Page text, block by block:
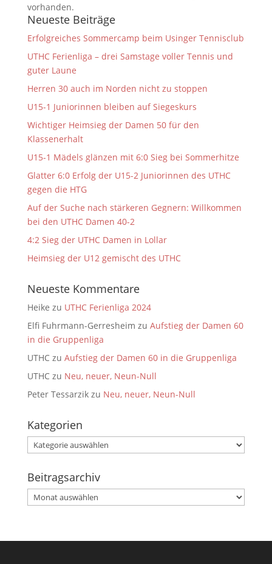
vorhanden.
Neueste Beiträge
Erfolgreiches Sommercamp beim Usinger Tennisclub
UTHC Ferienliga – drei Samstage voller Tennis und
guter Laune
Herren 30 auch im Norden nicht zu stoppen
U15-1 Juniorinnen bleiben auf Siegeskurs
Wichtiger Heimsieg der Damen 50 für den
Klassenerhalt
U15-1 Mädels glänzen mit 6:0 Sieg bei Sommerhitze
Glatter 6:0 Erfolg der U15-2 Juniorinnen des UTHC
gegen die HTG
Auf der Suche nach stärkeren Gegnern: Willkommen
bei den UTHC Damen 40-2
4:2 Sieg der UTHC Damen in Lollar
Heimsieg der U12 gemischt des UTHC
Neueste Kommentare
Heike zu UTHC Ferienliga 2024
Elfi Fuhrmann-Gerresheim zu Aufstieg der Damen 60
in die Gruppenliga
UTHCzu Aufstieg der Damen 60 in die Gruppenliga
UTHCzu Neu, neuer, Neun-Null
Peter Tessarzikzu Neu, neuer, Neun-Null
Kategorien
Kategorien
Beitragsarchiv
Beitragsarchiv